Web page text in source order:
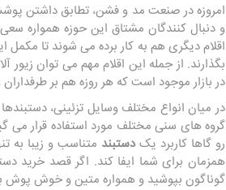
امروزه در صنعت مد و فشن، تطابق داشتن
و دنبال کنندگان مشتاق این حوزه همواره
اقلام دیگری هم به کار برده می شوند تا مکمل
بگذارند. از جمله این اقلام مهم می توان
در بازار موجود است که هر روزه هم بر
در میان انواع مختلف وسایل تزئینی،
گروه های سنی مختلف مورد استفاده قرار می
رو گاها کاربرد یکدستبند متناسب و زیبا به
همزمان برای شما ایفا کند. اگر قصد خرید
گوناگون بپوشید و همواره متین و خوش پوش